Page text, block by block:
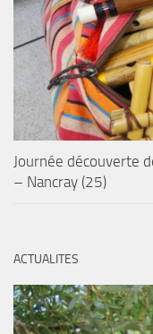
Journée découverte
– Nancray (25)
ACTUALITES